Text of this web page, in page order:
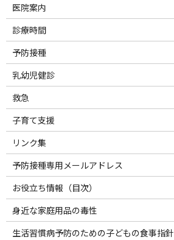
医院案内
診療時間
予防接種
乳幼児健診
救急
子育て支援
リンク集
予防接種専用メールアドレス
お役立ち情報（目次）
身近な家庭用品の毒性
生活習慣病予防のための子どもの食事指針